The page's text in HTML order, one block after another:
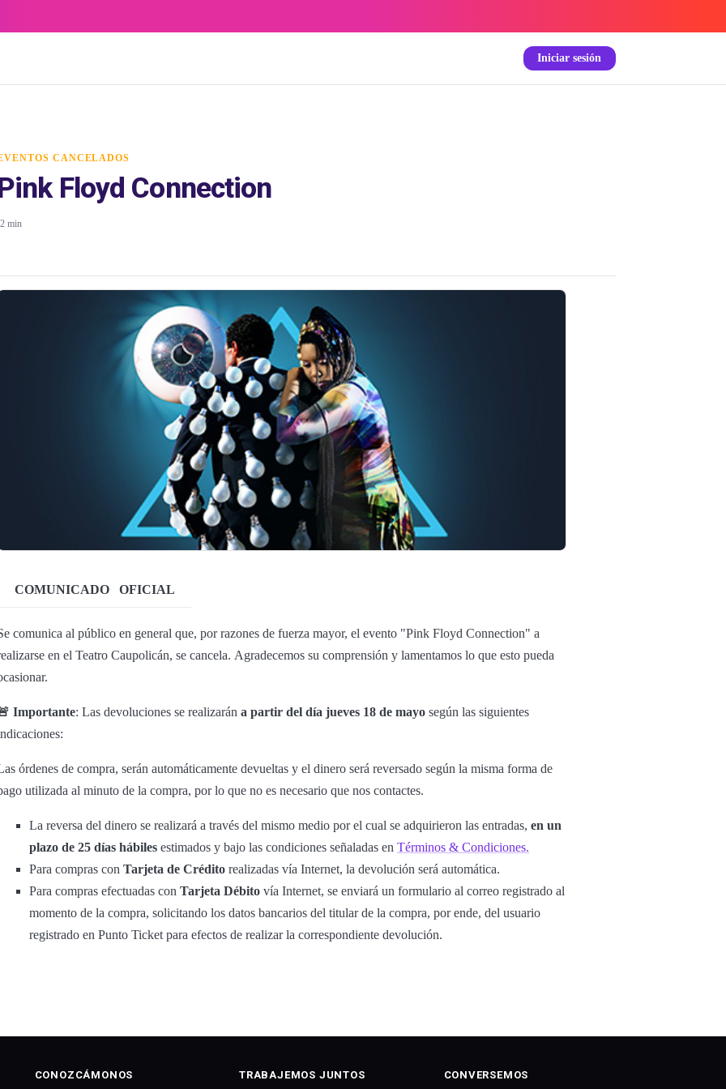
Iniciar sesión
CANCELADOS
Floyd Connection
2 min
COMUNICADO OFICIAL
comunica al público en general que, por razones de fuerza mayor, el evento "Pink Floyd Connection" a
en el Teatro Caupolicán, se cancela. Agradecemos su comprensión y lamentamos lo que esto pueda
Importante: Las devoluciones se realizarán a partir del día jueves 18 de mayo según las siguientes
órdenes de compra, serán automáticamente devueltas y el dinero será reversado según la misma forma de
utilizada al minuto de la compra, por lo que no es necesario que nos contactes.
La reversa del dinero se realizará a través del mismo medio por el cual se adquirieron las entradas, en un
plazo de 25 días hábiles estimados y bajo las condiciones señaladas en Términos & Condiciones.
Para compras con Tarjeta de Crédito realizadas vía Internet, la devolución será automática.
Para compras efectuadas con Tarjeta Débito vía Internet, se enviará un formulario al correo registrado al
momento de la compra, solicitando los datos bancarios del titular de la compra, por ende, del usuario
registrado en Punto Ticket para efectos de realizar la correspondiente devolución.
CONOZCÁMONOS TRABAJEMOS JUNTOS CONVERSEMOS